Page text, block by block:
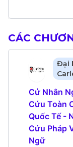
CÁC
Đại
Cử Nhân
Cứu Toàn
Quốc Tế -
Cứu Pháp
Ngữ